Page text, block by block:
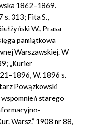
1862–1869.
s. 313; Fita S.,
W., Prasa
pamiątkowa
Warszawskiej. W
„Kurier
W. 1896 s.
Powązkowski
starego
Warsz.” 1908 nr 88,